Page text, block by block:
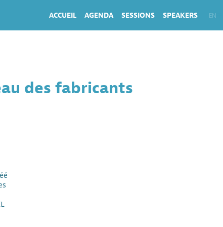
ACCUEIL AGENDA SESSIONS SPEAKERS EN
des fabricants